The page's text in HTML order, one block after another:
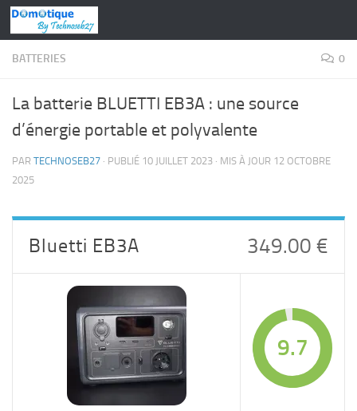
Skip to content
BATTERIES 0
La batterie BLUETTI EB3A : une source
d’énergie portable et polyvalente
PAR TECHNOSEB27 · PUBLIÉ 10 JUILLET 2023 · MIS À JOUR 12 OCTOBRE
2025
Bluetti EB3A 349.00 €
9.7